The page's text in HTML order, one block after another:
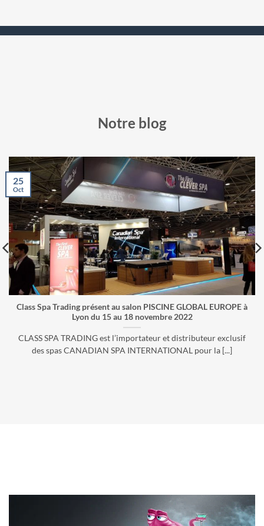
Notre blog
Class Spa Trading présent au salon PISCINE GLOBAL EUROPE à
Lyon du 15 au 18 novembre 2022
CLASS SPA TRADING est l’importateur et distributeur exclusif
des spas CANADIAN SPA INTERNATIONAL pour la [...]
25
Oct